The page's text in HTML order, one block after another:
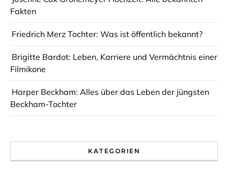
Fakten
Friedrich Merz Tochter: Was ist öffentlich bekannt?
Brigitte Bardot: Leben, Karriere und Vermächtnis einer
Filmikone
Harper Beckham: Alles über das Leben der jüngsten
Beckham-Tochter
KATEGORIEN